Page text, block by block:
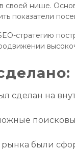
своей нише.
показатели
стратегию
сделан на
рынка были